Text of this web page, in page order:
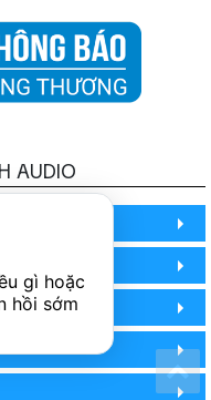
AUDIO
gì hoặc
hồi sớm